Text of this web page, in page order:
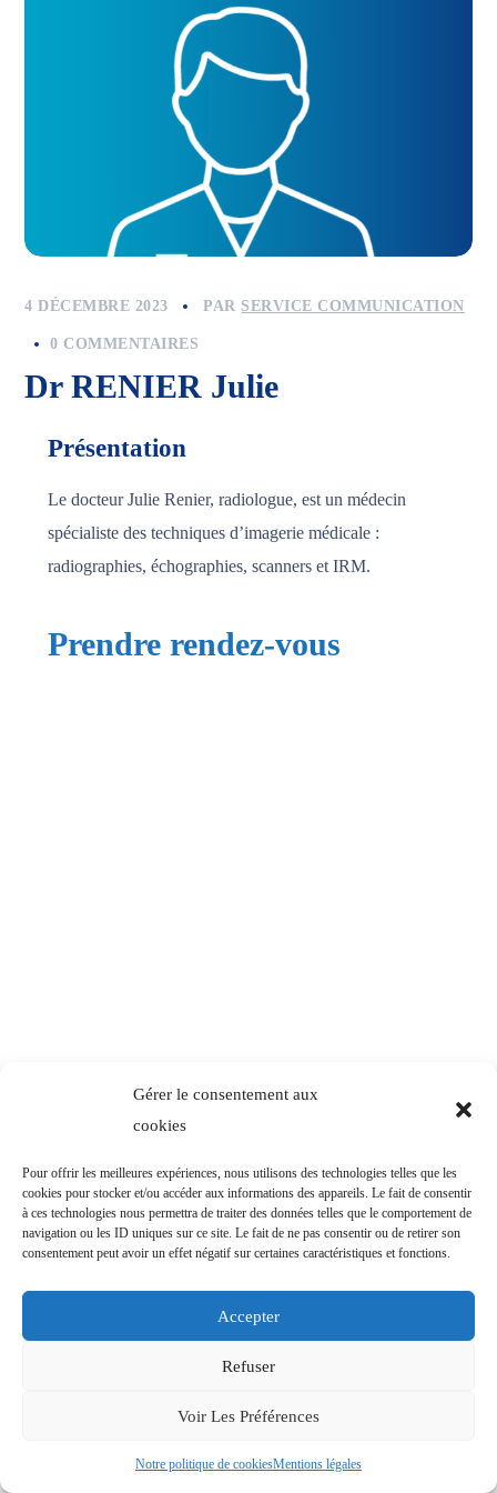
Gérer le consentement aux
cookies
Pour offrir les meilleures expériences, nous utilisons des technologies telles que les
cookies pour stocker et/ou accéder aux informations des appareils. Le fait de consentir
à ces technologies nous permettra de traiter des données telles que le comportement de
navigation ou les ID uniques sur ce site. Le fait de ne pas consentir ou de retirer son
consentement peut avoir un effet négatif sur certaines caractéristiques et fonctions.
Accepter
Refuser
Voir Les Préférences
Notre politique de cookiesMentions légales
4 DÉCEMBRE 2023 PAR SERVICE COMMUNICATION
0 COMMENTAIRES
Dr RENIER Julie
Présentation
Le docteur Julie Renier, radiologue, est un médecin
spécialiste des techniques d’imagerie médicale :
radiographies, échographies, scanners et IRM.
Prendre rendez-vous